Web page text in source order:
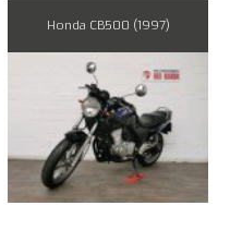
Honda CB500 (1997)